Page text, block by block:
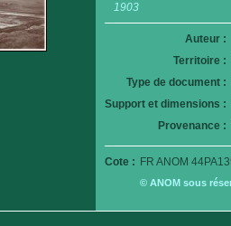
1903
Auteur :
Territoire :
Type de document :
Support et dimensions :
Provenance :
Cote : FR ANOM
© ANOM sous